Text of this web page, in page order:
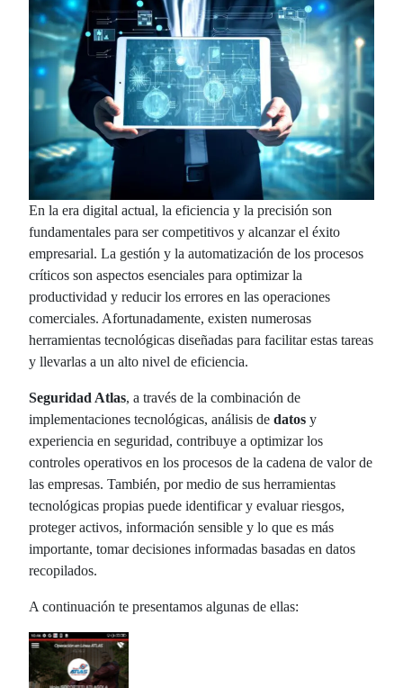
En la era digital actual, la eficiencia y la precisión son
fundamentales para ser competitivos y alcanzar el éxito
empresarial. La gestión y la automatización de los procesos
críticos son aspectos esenciales para optimizar la
productividad y reducir los errores en las operaciones
comerciales. Afortunadamente, existen numerosas
herramientas tecnológicas diseñadas para facilitar estas tareas
y llevarlas a un alto nivel de eficiencia.
Seguridad Atlas, a través de la combinación de
implementaciones tecnológicas, análisis de datos y
experiencia en seguridad, contribuye a optimizar los
controles operativos en los procesos de la cadena de valor de
las empresas. También, por medio de sus herramientas
tecnológicas propias puede identificar y evaluar riesgos,
proteger activos, información sensible y lo que es más
importante, tomar decisiones informadas basadas en datos
recopilados.
A continuación te presentamos algunas de ellas: